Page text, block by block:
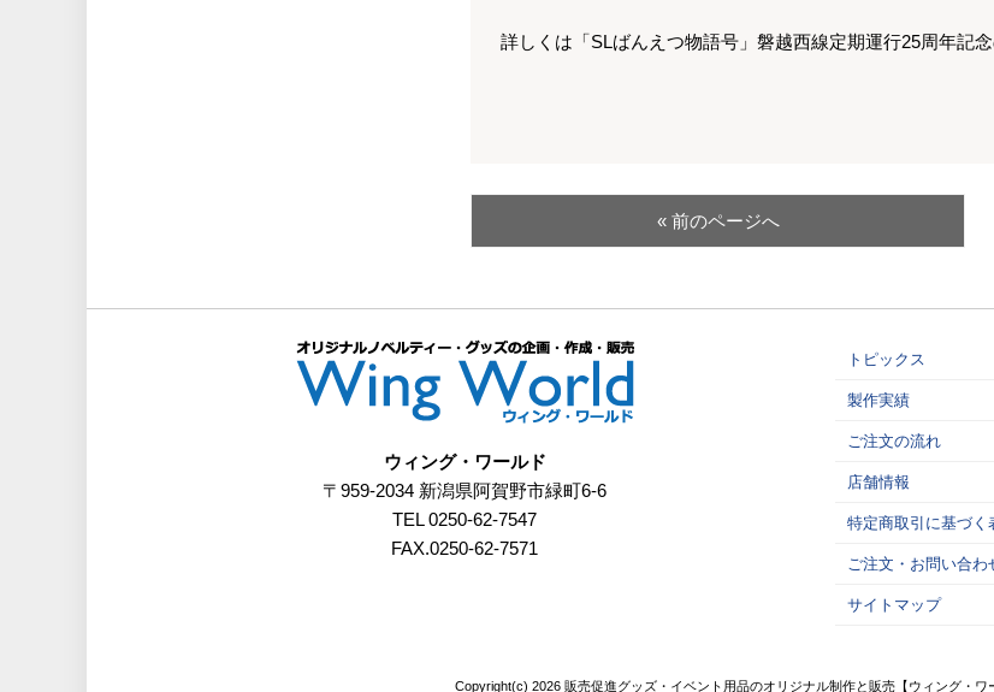
詳しくは「SLばんえつ物語号」磐越西線定期運行25周年記
« 前のページへ
ウィング・ワールド
〒959-2034 新潟県阿賀野市緑町6-6
TEL 0250-62-7547
FAX.0250-62-7571
トピックス
製作実績
ご注文の流れ
店舗情報
特定商取引に基づく
ご注文・お問い合わ
サイトマップ
Copyright(c) 2026 販売促進グッズ・イベント用品のオリジナル制作と販売【ウィング・ワ